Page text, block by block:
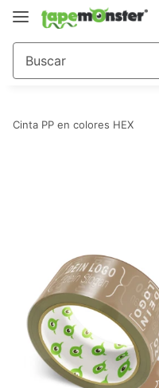
Cinta PP en colores HEX